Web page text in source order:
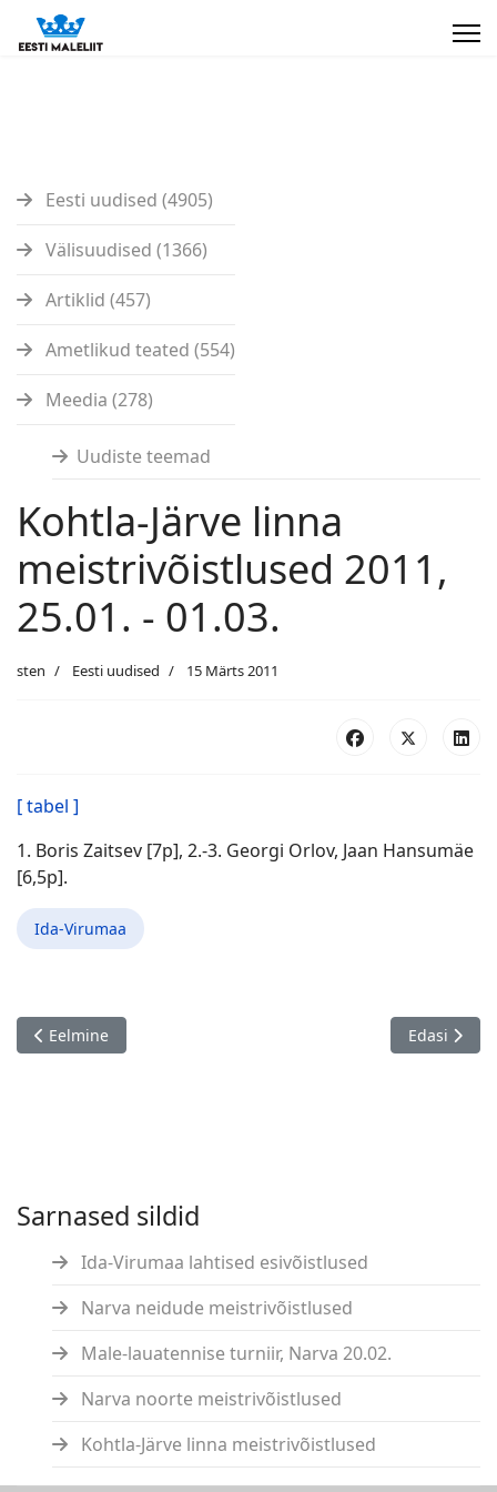
Eesti uudised (4905)
Välisuudised (1366)
Artiklid (457)
Ametlikud teated (554)
Meedia (278)
Uudiste teemad
Kohtla-Järve linna
meistrivõistlused 2011,
25.01. - 01.03.
sten Eesti uudised 15 Märts 2011
[ tabel ]
1. Boris Zaitsev [7p], 2.-3. Georgi Orlov, Jaan Hansumäe
[6,5p].
Ida-Virumaa
Eelmine artikkel: Narva MV U10, 18.-19.03.
Eelmine Järgmine
Edasi
Sarnased sildid
Ida-Virumaa lahtised esivõistlused
Narva neidude meistrivõistlused
Male-lauatennise turniir, Narva 20.02.
Narva noorte meistrivõistlused
Kohtla-Järve linna meistrivõistlused